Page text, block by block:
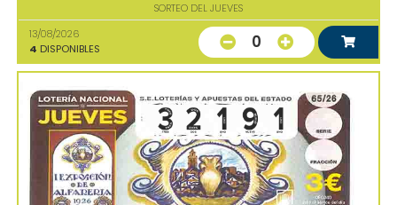
SORTEO DEL JUEVES
13/08/2026
4 DISPONIBLES 0